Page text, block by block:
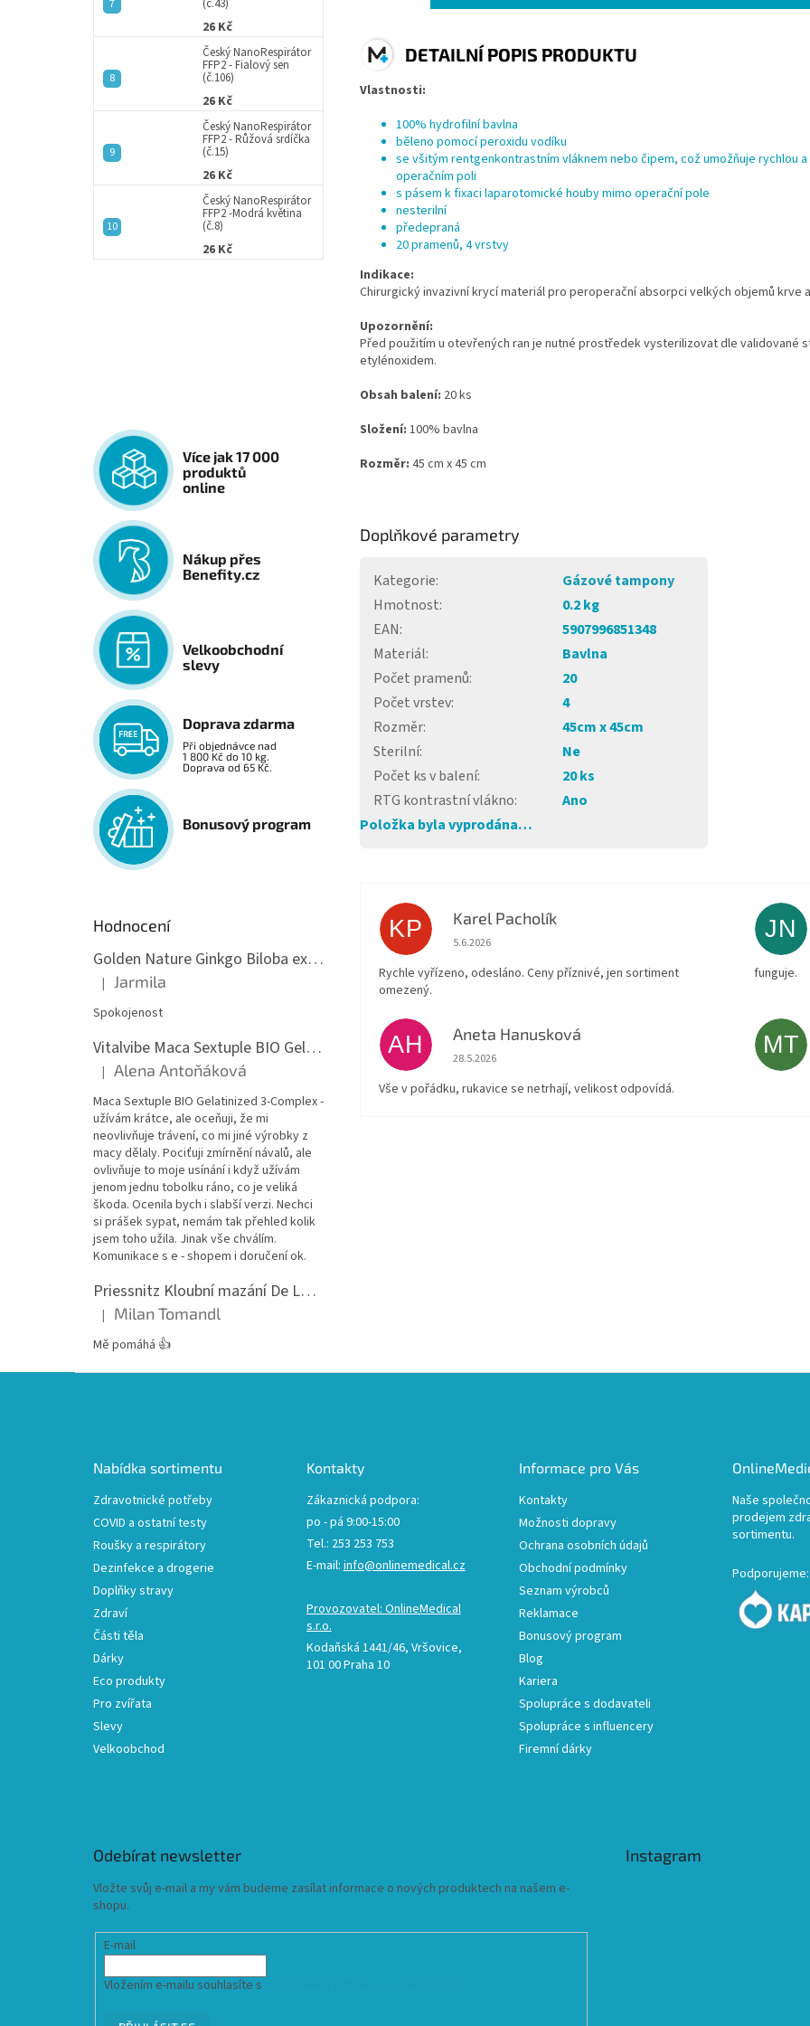
(č.43)
26 Kč
Český NanoRespirátor
FFP2 - Fialový sen
(č.106)
26 Kč
Český NanoRespirátor
FFP2 - Růžová srdíčka
(č.15)
26 Kč
Český NanoRespirátor
FFP2 -Modrá květina
(č.8)
26 Kč
Více jak 17 000
produktů
online
Nákup přes
Benefity.cz
Velkoobchodní
slevy
Doprava zdarma
Při objednávce nad
1 800 Kč do 10 kg.
Doprava od 65 Kč.
Bonusový program
Hodnocení
Golden Nature Ginkgo Biloba extrakt 50:1 60mg, 100 kapslí
Hodnocení produktu je 5 z 5 hvězdiček.
| Jarmila
Spokojenost
Vitalvibe Maca Sextuple BIO Gelatinized 3-Complex, 60 kapslí
Hodnocení produktu je 5 z 5 hvězdiček.
| Alena Antoňáková
Maca Sextuple BIO Gelatinized 3-Complex -
užívám krátce, ale oceňuji, že mi
neovlivňuje trávení, co mi jiné výrobky z
macy dělaly. Pociťuji zmírnění návalů, ale
ovlivňuje to moje usínání i když užívám
jenom jednu tobolku ráno, co je veliká
škoda. Ocenila bych i slabší verzi. Nechci
si prášek sypat, nemám tak přehled kolik
jsem toho užila. Jinak vše chválím.
Komunikace s e - shopem i doručení ok.
Priessnitz Kloubní mazání De Luxe, 200ml
Hodnocení produktu je 5 z 5 hvězdiček.
| Milan Tomandl
Mě pomáhá 👍
DETAILNÍ POPIS PRODUKTU
Vlastnosti:
100% hydrofilní bavlna
běleno pomocí peroxidu vodíku
se všitým rentgenkontrastním vláknem nebo čipem, což umožňuje rychlou
operačním poli
s pásem k fixaci laparotomické houby mimo operační pole
nesterilní
předepraná
20 pramenů, 4 vrstvy
Indikace:
Chirurgický invazivní krycí materiál pro peroperační absorpci velkých objemů krve
Upozornění:
Před použitím u otevřených ran je nutné prostředek vysterilizovat dle validované
etylénoxidem.
Obsah balení: 20 ks
Složení: 100% bavlna
Rozměr: 45 cm x 45 cm
Doplňkové parametry
Kategorie:
Gázové tampony
Hmotnost:
0.2 kg
EAN:
5907996851348
Materiál:
Bavlna
Počet pramenů:
20
Počet vrstev:
4
Rozměr:
45cm x 45cm
Sterilní:
Ne
Počet ks v balení:
20 ks
RTG kontrastní vlákno:
Ano
Položka byla vyprodána…
KP Karel Pacholík
Hodnocení obchodu je 4 z 5 hvězdiček.
5.6.2026
Rychle vyřízeno, odesláno. Ceny příznivé, jen sortiment
omezený.
JN
funguje.
AH Aneta Hanusková
Hodnocení obchodu je 5 z 5 hvězdiček.
28.5.2026
Vše v pořádku, rukavice se netrhají, velikost odpovídá.
MT
Nabídka sortimentu
Zdravotnické potřeby
COVID a ostatní testy
Roušky a respirátory
Dezinfekce a drogerie
Doplňky stravy
Zdraví
Části těla
Dárky
Eco produkty
Pro zvířata
Slevy
Velkoobchod
Kontakty
Zákaznická podpora:
po - pá 9:00-15:00
Tel.: 253 253 753
E-mail: info@onlinemedical.cz
Provozovatel: OnlineMedical
s.r.o.
Kodaňská 1441/46, Vršovice,
101 00 Praha 10
Informace pro Vás
Kontakty
Možnosti dopravy
Ochrana osobních údajů
Obchodní podmínky
Seznam výrobců
Reklamace
Bonusový program
Blog
Kariera
Spolupráce s dodavateli
Spolupráce s influencery
Firemní dárky
Naše
prodejem
sortimentu.
Podporujeme:
Odebírat newsletter
Vložte svůj e-mail a my vám budeme zasílat informace o nových produktech na našem e-
shopu.
E-mail
Vložením e-mailu souhlasíte s
Instagram